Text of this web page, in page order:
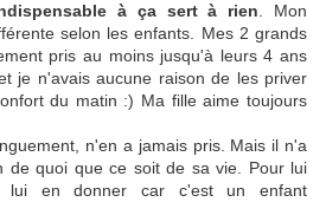
à ça sert à rien . Mon
selon les enfants. Mes 2 grands
pris au moins jusqu'à leurs 4 ans
je n'avais aucune raison de les priver
du matin :) Ma fille aime toujours
n'en a jamais pris. Mais il n'a
de quoi que ce soit de sa vie. Pour lui
lui en donner car c'est un enfant